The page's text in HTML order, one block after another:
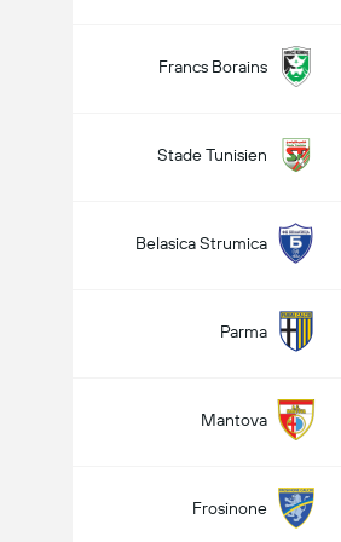
Francs Borains
Stade Tunisien
Belasica Strumica
Parma
Mantova
Frosinone